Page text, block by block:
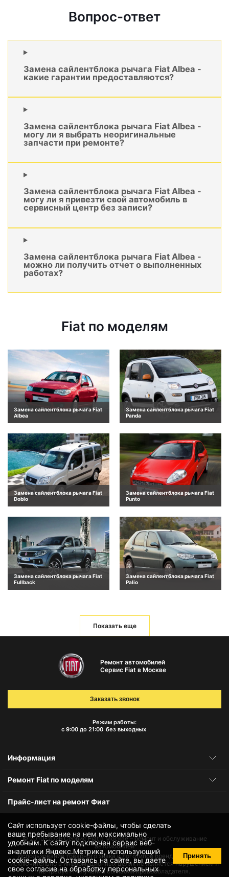
Вопрос-ответ
Замена сайлентблока рычага Fiat Albea -
какие гарантии предоставляются?
Замена сайлентблока рычага Fiat Albea -
могу ли я выбрать неоригинальные
запчасти при ремонте?
Замена сайлентблока рычага Fiat Albea -
могу ли я привезти свой автомобиль в
сервисный центр без записи?
Замена сайлентблока рычага Fiat Albea -
можно ли получить отчет о выполненных
работах?
Fiat по моделям
Замена сайлентблока рычага Fiat
Albea
Замена сайлентблока рычага Fiat
Panda
Замена сайлентблока рычага Fiat
Doblo
Замена сайлентблока рычага Fiat
Punto
Замена сайлентблока рычага Fiat
Fullback
Замена сайлентблока рычага Fiat
Palio
Показать еще
Сайт использует cookie-файлы, чтобы сделать
ваше пребывание на нем максимально
удобным. К cайту подключен сервис веб-
аналитики Яндекс.Метрика, использующий
cookie-файлы. Оставаясь на сайте, вы даете
своесогласие на обработку персональных
Принять
Ремонт автомобилей
Сервис Fiat в Москве
Режим работы:
с 9:00 до 21:00 без выходных
Заказать звонок
Информация
Ремонт Fiat по моделям
Прайс-лист на ремонт Фиат
© 2010-2026Сервис Fiat в Москве – ремонт и обслуживание
автомобилей
Использование товарного знака и логотипов бренда происходит
исключительно в информационных целях не является нарушением и
не требует получения согласия правообладателя.